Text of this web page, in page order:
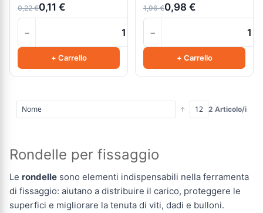
0,22 €0,11 €
−
+ Carrello
1,96 €0,98 €
−
+ Carrello
2 Articolo/i
Rondelle per fissaggio
Le rondelle sono elementi indispensabili nella ferramenta
di fissaggio: aiutano a distribuire il carico, proteggere le
superfici e migliorare la tenuta di viti, dadi e bulloni.